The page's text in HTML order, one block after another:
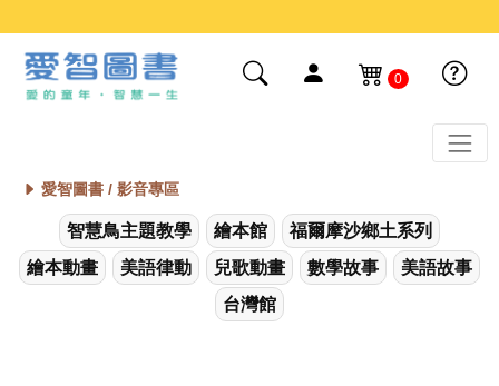
0
愛智圖書 / 影音專區
智慧鳥主題教學 繪本館
福爾摩沙鄉土系列
繪本動畫
美語律動 兒歌動畫 數學故事
美語故事
台灣館